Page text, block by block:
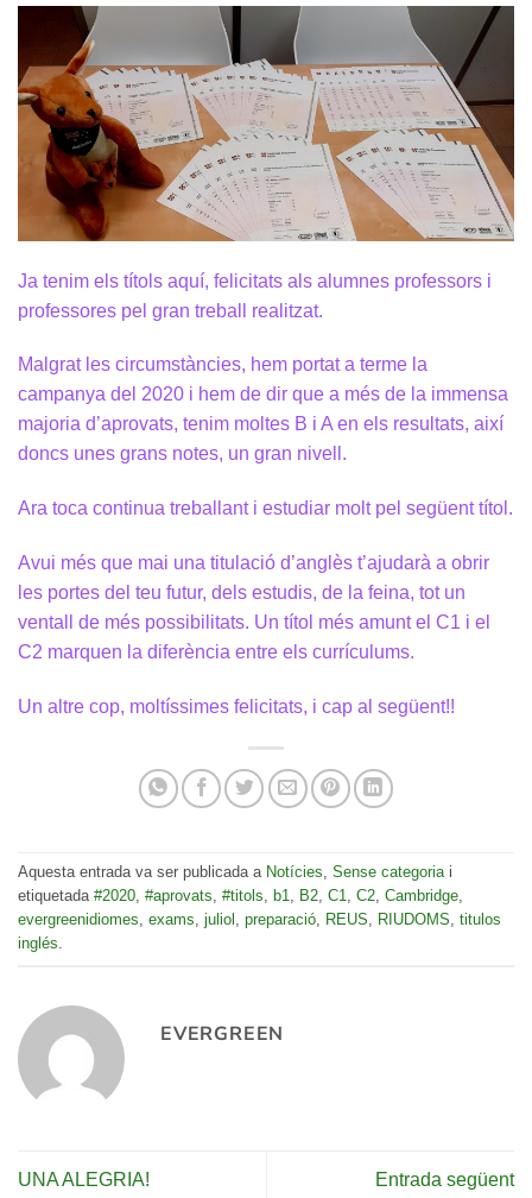
Ja tenim els títols aquí, felicitats als alumnes professors i
professores pel gran treball realitzat.
Malgrat les circumstàncies, hem portat a terme la
campanya del 2020 i hem de dir que a més de la immensa
majoria d’aprovats, tenim moltes B i A en els resultats, així
doncs unes grans notes, un gran nivell.
Ara toca continua treballant i estudiar molt pel següent títol.
Avui més que mai una titulació d’anglès t’ajudarà a obrir
les portes del teu futur, dels estudis, de la feina, tot un
ventall de més possibilitats. Un títol més amunt el C1 i el
C2 marquen la diferència entre els currículums.
Un altre cop, moltíssimes felicitats, i cap al següent!!
Aquesta entrada va ser publicada a Notícies, Sense categoriai
etiquetada #2020, #aprovats, #titols, b1, B2, C1, C2, Cambridge,
evergreenidiomes, exams, juliol , preparació, REUS, RIUDOMS, titulos
inglés.
EVERGREEN
UNA ALEGRIA! Entrada següent